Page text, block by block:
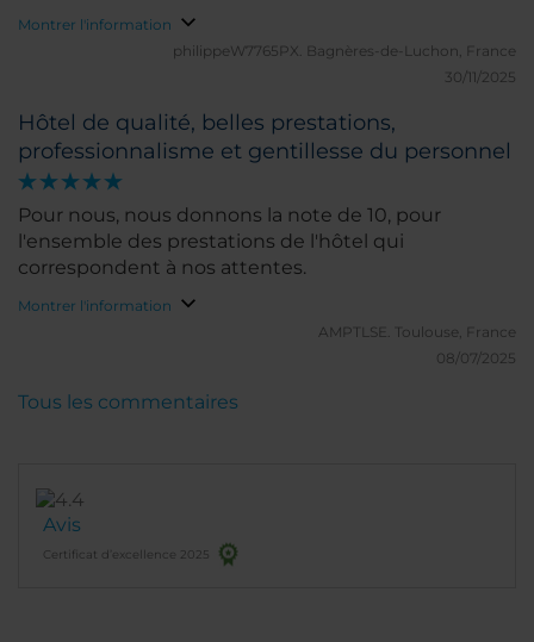
Montrer l'information
philippeW7765PX. Bagnères-de-Luchon, France
30/11/2025
Hôtel de qualité, belles prestations,
professionnalisme et gentillesse du personnel
Pour nous, nous donnons la note de 10, pour
l'ensemble des prestations de l'hôtel qui
correspondent à nos attentes.
Montrer l'information
AMPTLSE. Toulouse, France
08/07/2025
Avis
Certificat d’excellence 2025
Tous les commentaires